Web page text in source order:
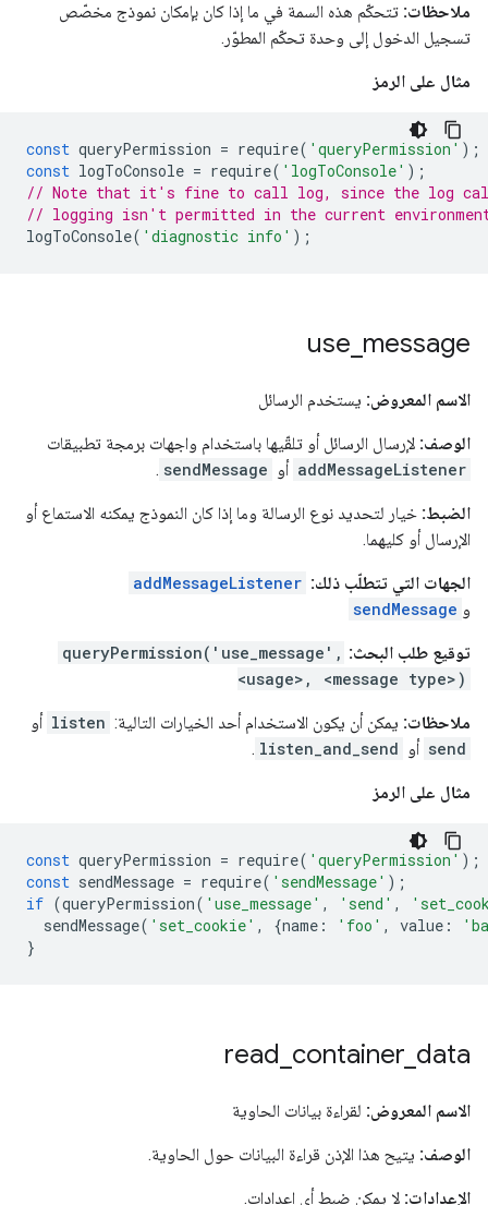
ملاحظات: تتحكّم هذه السمة في ما إذا كان بإمكان نموذج مخصّص
تسجيل الدخول إلى وحدة تحكّم المطوّر.
مثال على الرمز
const queryPermission = require( 'queryPermission' );
const logToConsole = require( 'logToConsole' );
// Note that it's fine to call log, since the log
// logging isn't permitted in the current
logToConsole( 'diagnostic info' );
use message
الاسم المعروض: يستخدم الرسائل
الوصف: لإرسال الرسائل أو تلقّيها باستخدام واجهات برمجة تطبيقات
addMessageListener أو sendMessage
.
الضبط: خيار لتحديد نوع الرسالة وما إذا كان النموذج يمكنه الاستماع أو
الإرسال أو كليهما.
الجهات التي تتطلّب ذلك: addMessageListener
و sendMessage
توقيع طلب البحث: queryPermission('use_message',
<usage>, <message type>)
ملاحظات: يمكن أن يكون الاستخدام أحد الخيارات التالية: listen أو
send أو listen_and_send
.
مثال على الرمز
const queryPermission = require( 'queryPermission' );
const sendMessage = require( 'sendMessage' );
if (queryPermission( 'use_message' , 'send' ,
sendMessage( 'set_cookie' , {name : 'foo' , value :
}
read container data
الاسم المعروض: لقراءة بيانات الحاوية
الوصف: يتيح هذا الإذن قراءة البيانات حول الحاوية.
الإعدادات: لا يمكن ضبط أي إعدادات.